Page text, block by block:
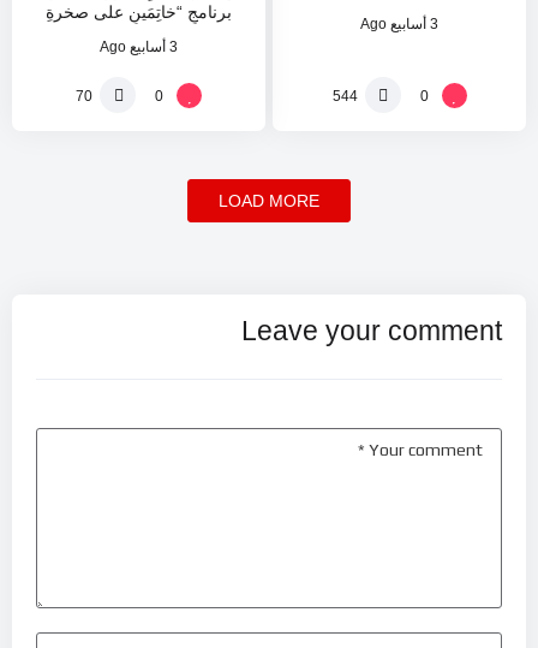
3 أسابيع Ago
0
544
برنامجِ “خاتِمَينِ على صخرةِ
3 أسابيع Ago
0
70
LOAD MORE
Leave your comment